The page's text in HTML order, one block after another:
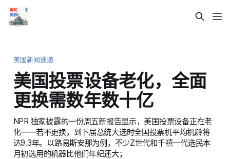
美国新闻速递
美国投票设备老化，全面
更换需数年数十亿
NPR 独家披露的一份周五新报告显示，美国投票设备正在老
化——若不更换，到下届总统大选时全国投票机平均机龄将
达9.3年。以路易斯安那为例，不少Z世代和千禧一代选民本
月初选用的机器比他们年纪还大；